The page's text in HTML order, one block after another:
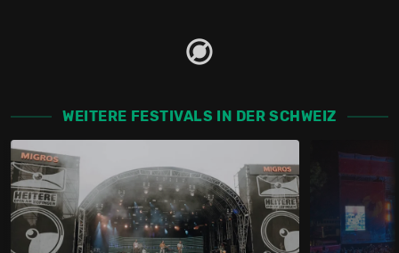
WEITERE FESTIVALS IN DER SCHWEIZ